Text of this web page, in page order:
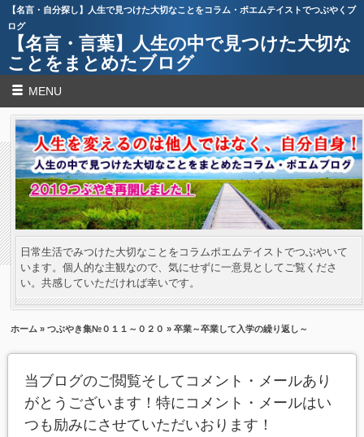
【名言・自分探し】人生で見つけた大切なことをコラム・ポエムテイストでつぶやくブ
ログ
【名言・言葉】人生の中で見つけた大切な
ことをまとめたブログ
MENU
日常生活でみつけた大切なことをコラムポエムテイストでつぶやいて
います。個人的な主観なので、気にせずに一意見としてご覧くださ
い。共感していただければ幸いです。
ホーム »つぶやき集№０１１～０２０ » 卒業～卒業して入学の繰り返し～
当ブログのご閲覧そしてコメント・メールあり
がとうございます！特にコメント・メールはい
つも励みにさせていただいおります！